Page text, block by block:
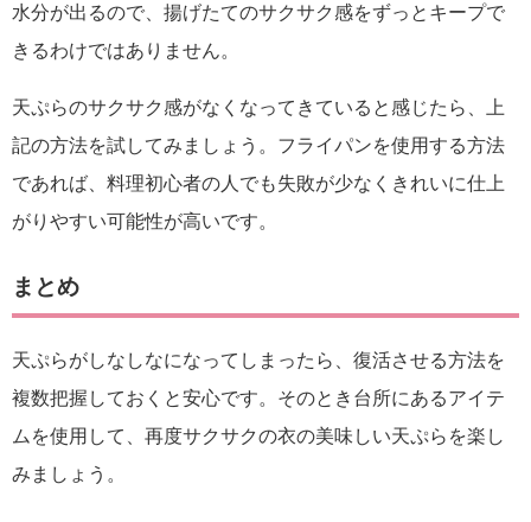
水分が出るので、揚げたてのサクサク感をずっとキープで
きるわけではありません。
天ぷらのサクサク感がなくなってきていると感じたら、上
記の方法を試してみましょう。フライパンを使用する方法
であれば、料理初心者の人でも失敗が少なくきれいに仕上
がりやすい可能性が高いです。
まとめ
天ぷらがしなしなになってしまったら、復活させる方法を
複数把握しておくと安心です。そのとき台所にあるアイテ
ムを使用して、再度サクサクの衣の美味しい天ぷらを楽し
みましょう。